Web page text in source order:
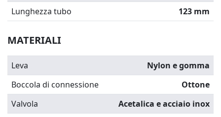
Lunghezza tubo
123 mm
MATERIALI
Leva
Nylon e gomma
Boccola di connessione
Ottone
Valvola
Acetalica e acciaio inox